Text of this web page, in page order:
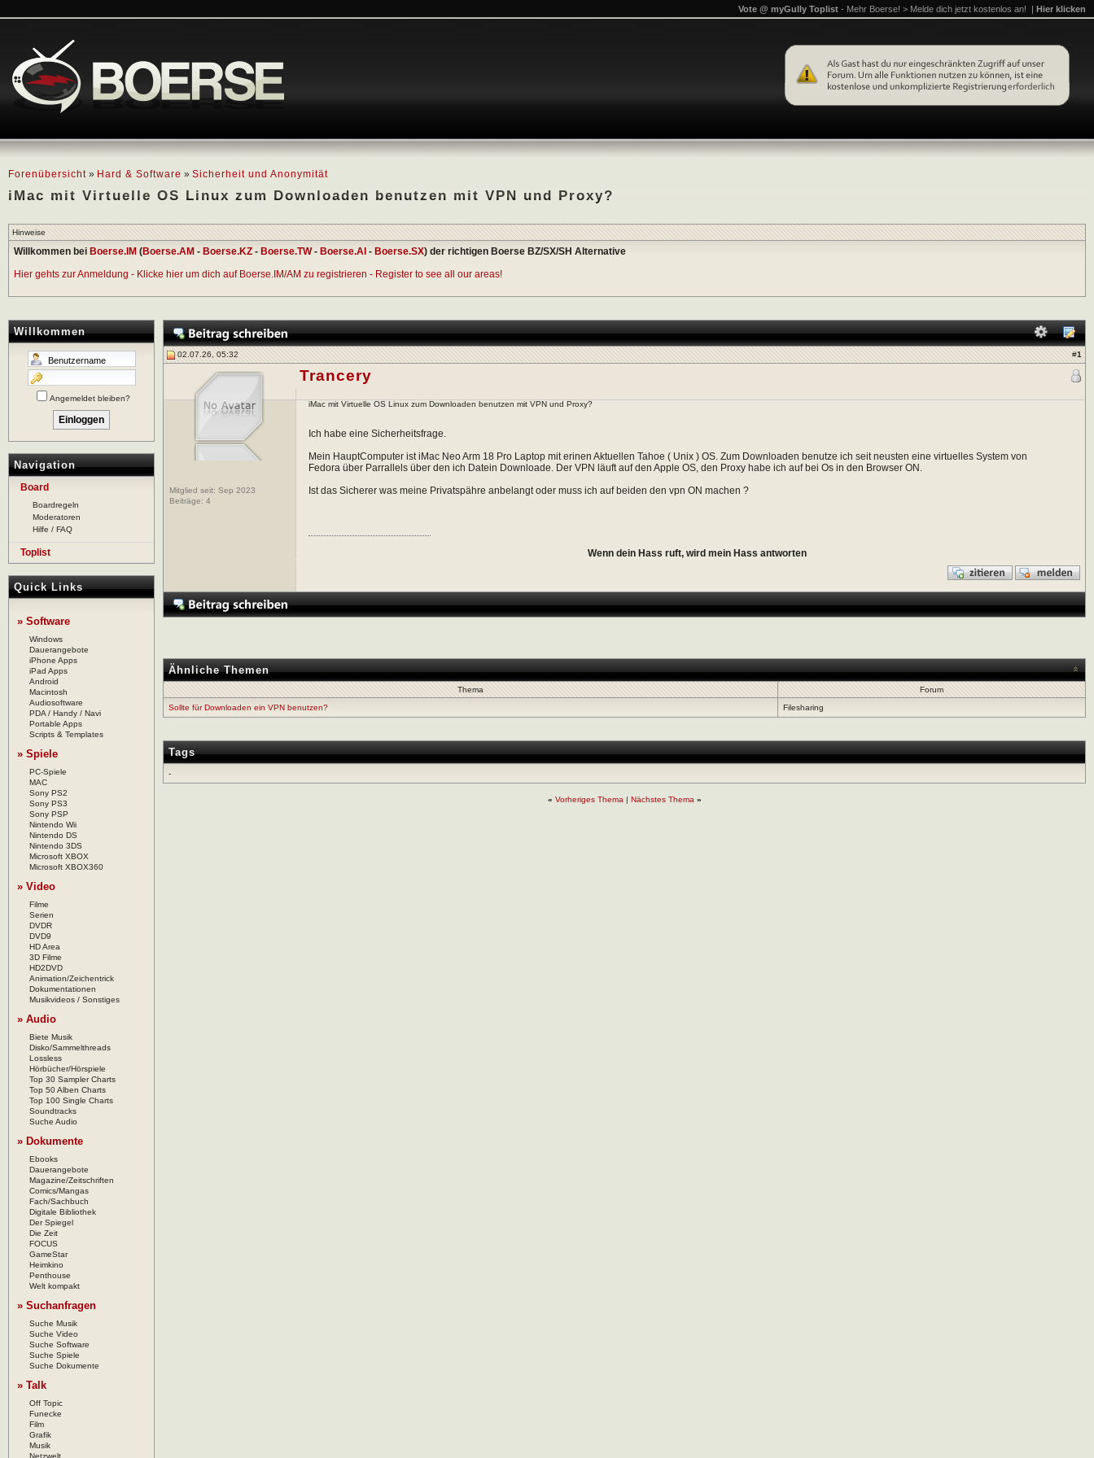
Forenübersicht » Hard & Software » Sicherheit und Anonymität
iMac mit Virtuelle OS Linux zum Downloaden benutzen mit VPN und Proxy?
Vote @ myGully Toplist - Mehr Boerse! > Melde dich jetzt kostenlos an! | Hier klicken
Hinweise
Willkommen bei Boerse.IM (Boerse.AM - Boerse.KZ - Boerse.TW- Boerse.AI - Boerse.SX) der richtigen Boerse BZ/SX/SH Alternative
Hier gehts zur Anmeldung - Klicke hier um dich auf Boerse.IM/AM zu registrieren - Register to see all our areas!
Willkommen
Angemeldet bleiben?
Navigation
Board
Boardregeln
Moderatoren
Hilfe / FAQ
Toplist
Quick Links
» Software
Windows
Dauerangebote
iPhone Apps
iPad Apps
Android
Macintosh
Audiosoftware
PDA / Handy / Navi
Portable Apps
Scripts & Templates
» Spiele
PC-Spiele
MAC
Sony PS2
Sony PS3
Sony PSP
Nintendo Wii
Nintendo DS
Nintendo 3DS
Microsoft XBOX
Microsoft XBOX360
» Video
Filme
Serien
DVDR
DVD9
HD Area
3D Filme
HD2DVD
Animation/Zeichentrick
Dokumentationen
Musikvideos / Sonstiges
» Audio
Biete Musik
Disko/Sammelthreads
Lossless
Hörbücher/Hörspiele
Top 30 Sampler Charts
Top 50 Alben Charts
Top 100 Single Charts
Soundtracks
Suche Audio
» Dokumente
Ebooks
Dauerangebote
Magazine/Zeitschriften
Comics/Mangas
Fach/Sachbuch
Digitale Bibliothek
Der Spiegel
Die Zeit
FOCUS
GameStar
Heimkino
Penthouse
Welt kompakt
» Suchanfragen
Suche Musik
Suche Video
Suche Software
Suche Spiele
Suche Dokumente
» Talk
Off Topic
Funecke
Film
Grafik
Musik
02.07.26, 05:32 #1
Mitglied seit: Sep 2023
Beiträge: 4
Trancery
iMac mit Virtuelle OS Linux zum Downloaden benutzen mit VPN und Proxy?
Ich habe eine Sicherheitsfrage.
Mein HauptComputer ist iMac Neo Arm 18 Pro Laptop mit erinen Aktuellen Tahoe ( Unix ) OS. Zum Downloaden benutze ich seit neusten eine virtuelles System von
Fedora über Parrallels über den ich Datein Downloade. Der VPN läuft auf den Apple OS, den Proxy habe ich auf bei Os in den Browser ON.
Ist das Sicherer was meine Privatspähre anbelangt oder muss ich auf beiden den vpn ON machen ?
Wenn dein Hass ruft, wird mein Hass antworten
Ähnliche Themen
Thema
Forum
Sollte für Downloaden ein VPN benutzen?
Filesharing
Tags
-
« Vorheriges Thema| Nächstes Thema »